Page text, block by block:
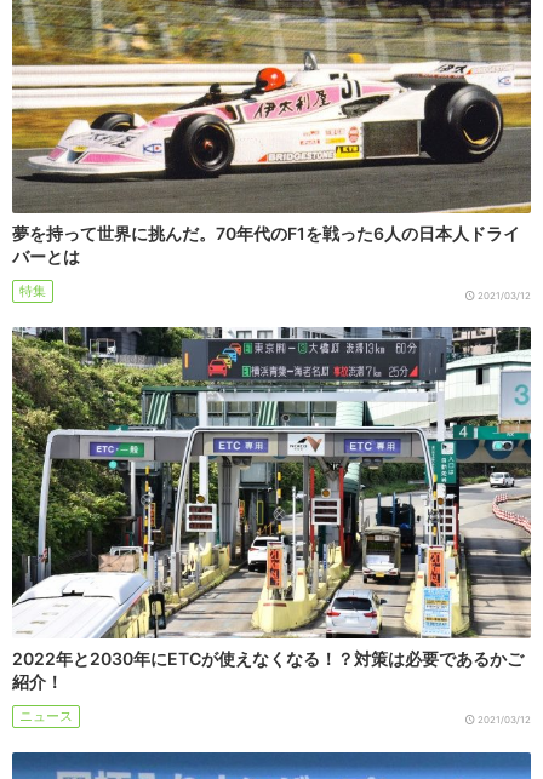
夢を持って世界に挑んだ。70年代のF1を戦った6人の日本人ドライ
バーとは
特集 2021/03/12
2022年と2030年にETCが使えなくなる！？対策は必要であるかご
紹介！
ニュース 2021/03/12